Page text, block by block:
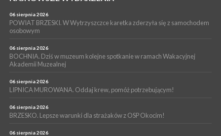
WYDARZENIA
04 sierpnia 2026
BRZESKO. Już jest Karta Mieszkańca Gminy Brzesko. Co to
oznacza?
06 sierpnia 2026
POWIAT BRZESKI. W Wytrzyszczce karetka zderzyła się z samochodem
osobowym
06 sierpnia 2026
BOCHNIA. Dziś w muzeum kolejne spotkanie w ramach Wakacyjnej
Akademii Muzealnej
06 sierpnia 2026
LIPNICA MUROWANA. Oddaj krew, pomóż potrzebującym!
06 sierpnia 2026
BRZESKO. Lepsze warunki dla strażaków z OSP Okocim!
06 sierpnia 2026